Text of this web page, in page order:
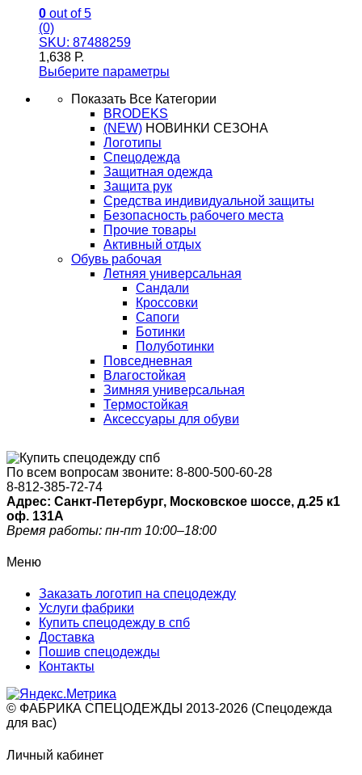
0 out of 5
(0)
SKU: 87488259
1,638 Р.
Выберите параметры
Показать Все Категории
BRODEKS
(NEW) НОВИНКИ СЕЗОНА
Логотипы
Спецодежда
Защитная одежда
Защита рук
Средства индивидуальной защиты
Безопасность рабочего места
Прочие товары
Активный отдых
Обувь рабочая
Летняя универсальная
Сандали
Кроссовки
Сапоги
Ботинки
Полуботинки
Повседневная
Влагостойкая
Зимняя универсальная
Термостойкая
Аксессуары для обуви
По всем вопросам звоните: 8-800-500-60-28
8-812-385-72-74
Адрес: Санкт-Петербург, Московское шоссе, д.25 к1
оф. 131A
Время работы: пн-пт 10:00–18:00
Меню
Заказать логотип на спецодежду
Услуги фабрики
Купить спецодежду в спб
Доставка
Пошив спецодежды
Контакты
© ФАБРИКА СПЕЦОДЕЖДЫ 2013-2026 (Спецодежда
для вас)
Личный кабинет